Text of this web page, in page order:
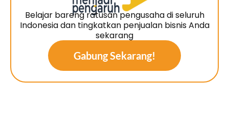
Belajar bareng ratusan pengusaha di seluruh
Indonesia dan tingkatkan penjualan bisnis Anda
sekarang
Gabung Sekarang!